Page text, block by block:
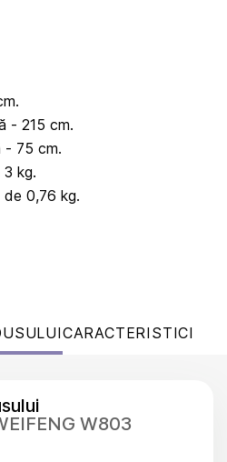
- 215 cm.
- 75 cm.
kg.
0,76 kg.
CARACTERISTICI
W803